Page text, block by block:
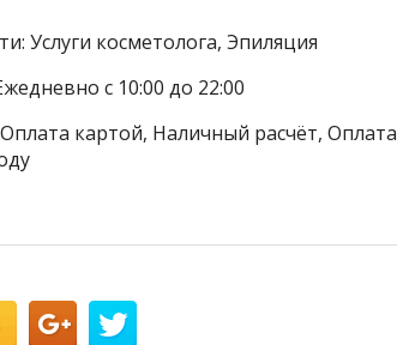
Услуги косметолога, Эпиляция
с 10:00 до 22:00
картой, Наличный расчёт,